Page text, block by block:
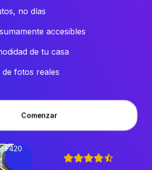
no días
accesibles
de tu casa
de fotos reales
Comenzar
+420